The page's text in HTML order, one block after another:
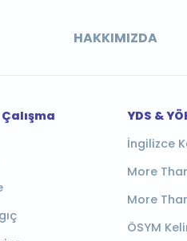
HAKKIMIZDA
Çalışma
YDS &
İngilizce
More
More
ÖSYM